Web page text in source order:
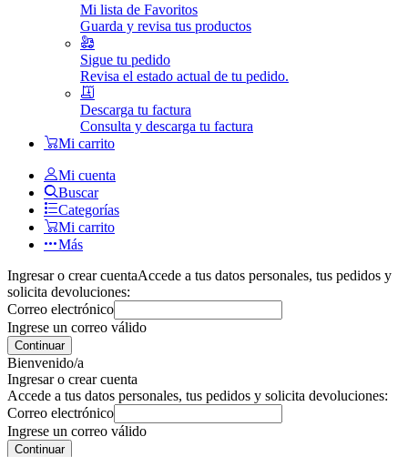
Mi lista de Favoritos
Guarda y revisa tus productos
Sigue tu pedido
Revisa el estado actual de tu pedido.
Descarga tu factura
Consulta y descarga tu factura
Mi carrito
Mi cuenta
Buscar
Categorías
Mi carrito
Más
Ingresar o crear cuentaAccede a tus datos personales, tus pedidos y
solicita devoluciones:
Correo electrónico
Ingrese un correo válido
Continuar
Bienvenido/a
Ingresar o crear cuenta
Accede a tus datos personales, tus pedidos y solicita devoluciones:
Correo electrónico
Ingrese un correo válido
Continuar